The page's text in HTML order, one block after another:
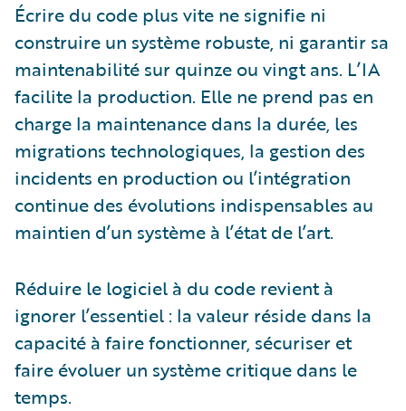
Écrire du code plus vite ne signifie ni
construire un système robuste, ni garantir sa
maintenabilité sur quinze ou vingt ans. L’IA
facilite la production. Elle ne prend pas en
charge la maintenance dans la durée, les
migrations technologiques, la gestion des
incidents en production ou l’intégration
continue des évolutions indispensables au
maintien d’un système à l’état de l’art.
Réduire le logiciel à du code revient à
ignorer l’essentiel : la valeur réside dans la
capacité à faire fonctionner, sécuriser et
faire évoluer un système critique dans le
temps.